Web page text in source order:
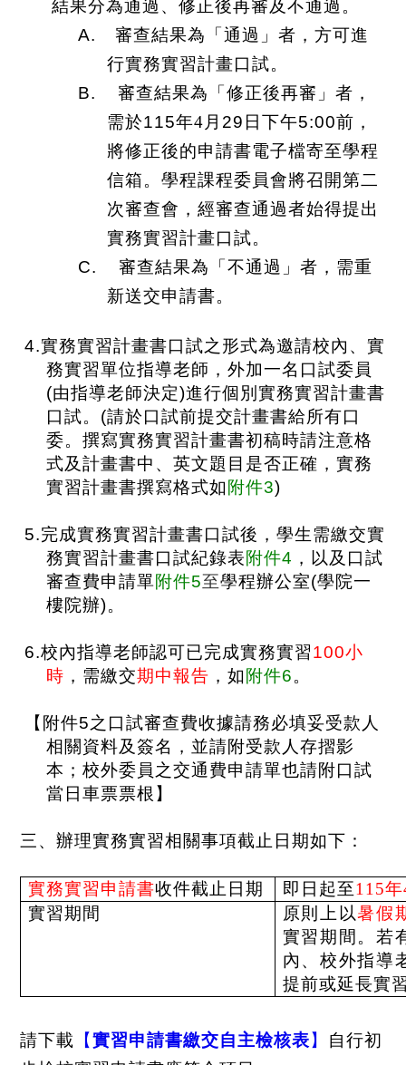
結果分為通過、修正後再審及不通過。
A.
審查結果為「通過」者，方可進
行實務實習計畫口試。
B.
審查結果為「修正後再審」者，
需於115年4 月 29 日下午5:00前，
將修正後的申請書電子檔寄至學程
信箱。學程課程委員會將召開第二
次審查會，經審查通過者始得提出
實務實習計畫口試。
C.
審查結果為「不通過」者，需重
新送交申請書。
4.實務實習計畫書口試之形式為邀請校內、實
務實習單位指導老師，外加一名口試委員
(由指導老師決定)進行個別實務實習計畫書
口試。 (請於口試前提交計畫書給所有口
委。撰寫實務實習計畫書初稿時請注意格
式及計畫書中、英文題目是否正確，實務
實習計畫書撰寫格式如 附件3)
5.完成實務實習計畫書口試後，學生需繳交實
務實習計畫書口試紀錄表附件4 ，以及口試
審查費申請單附件5至學程辦公室(學院一
樓院辦)。
6.校內指導老師認可已完成實務實習100小
時 ，需繳交期中報告 ，如 附件6。
【附件5之口試審查費收據請務必填妥受款人
相關資料及簽名，並請附受款人存摺影
本；校外委員之交通費申請單也請附口試
當日車票票根】
三、辦理實務實習相關事項截止日期如下：
實務實習申請書收件截止日期 即日起至115年
實習期間
原則上以暑假
實習期間。若
內、校外指導
提前或延長實
請下載 【實習申請書繳交自主檢核表】 自行初